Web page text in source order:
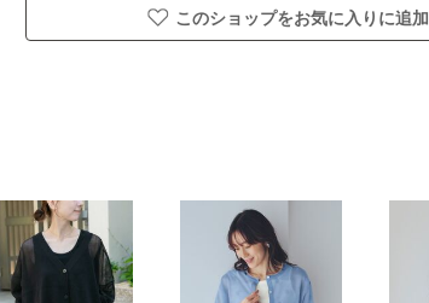
このショップをお気に入りに追加